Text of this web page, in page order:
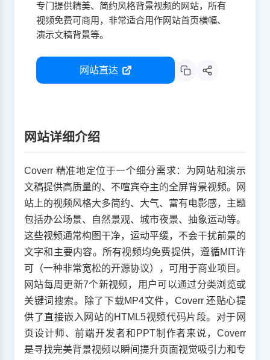
专门提供精美、简约风格背景视频的网站，所有
视频免费可商用，非常适合用作网站首页横幅、
演示文稿背景等。
网站直达
网站详细介绍
Coverr 精准地定位于一个细分需求：为网站和演示
文稿提供高质量的、不喧宾夺主的全屏背景视频。网
站上的视频风格大多简约、大气、富有电影感，主题
包括办公场景、自然景观、城市夜景、抽象运动等。
这些视频通常构图干净，运动平缓，不会干扰前景的
文字和主要内容。所有视频均免费提供，遵循MIT许
可（一种非常宽松的开源协议），可用于商业项目。
网站每周更新7个新视频，用户可以通过分类浏览或
关键词搜索。除了下载MP4文件，Coverr 还贴心提
供了直接嵌入网站的HTML5视频代码片段。对于网
页设计师、前端开发者和PPT制作者来说，Coverr
是寻找完美背景视频以瞬间提升页面视觉吸引力和专